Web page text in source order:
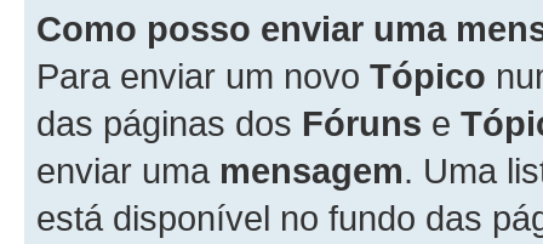
Como posso enviar uma
Para enviar um novo Tópico
das páginas dos Fóruns e
enviar uma mensagem. Uma
está disponível no fundo das